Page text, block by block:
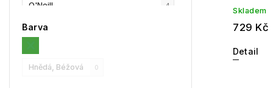
O'Neill 4
Esprit
GANT
Barva
Hnědá, Béžová 0
Skladem
729 Kč
Detail